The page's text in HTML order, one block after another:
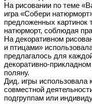
На рисовании по теме
игра «Собери
предложенных картинок
натюрморт, соблюдая
На декоративном
и птицами»
предлагалось для
декоративно-
поляну.
Дид. игры
совместной
подгруппам или